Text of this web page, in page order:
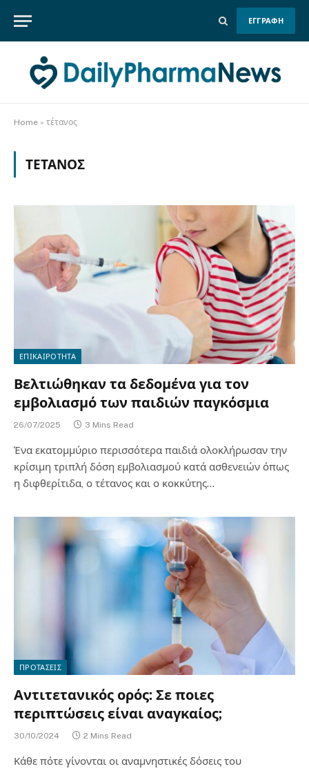
ΕΓΓΡΑΦΗ
Home » τέτανος
ΤΈΤΑΝΟΣ
ΕΠΙΚΑΙΡΟΤΗΤΑ
Βελτιώθηκαν τα δεδομένα για τον
εμβολιασμό των παιδιών παγκόσμια
26/07/2025 3 Mins Read
Ένα εκατομμύριο περισσότερα παιδιά ολοκλήρωσαν την
κρίσιμη τριπλή δόση εμβολιασμού κατά ασθενειών όπως
η διφθερίτιδα, ο τέτανος και ο κοκκύτης…
ΠΡΟΤΑΣΕΙΣ
Αντιτετανικός ορός: Σε ποιες
περιπτώσεις είναι αναγκαίος;
30/10/2024 2 Mins Read
Κάθε πότε γίνονται οι αναμνηστικές δόσεις του